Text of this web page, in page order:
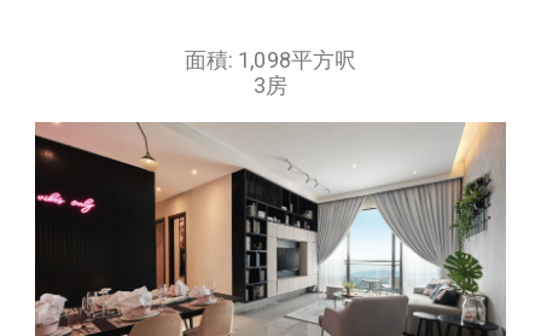
面積: 1,098平方呎
3房